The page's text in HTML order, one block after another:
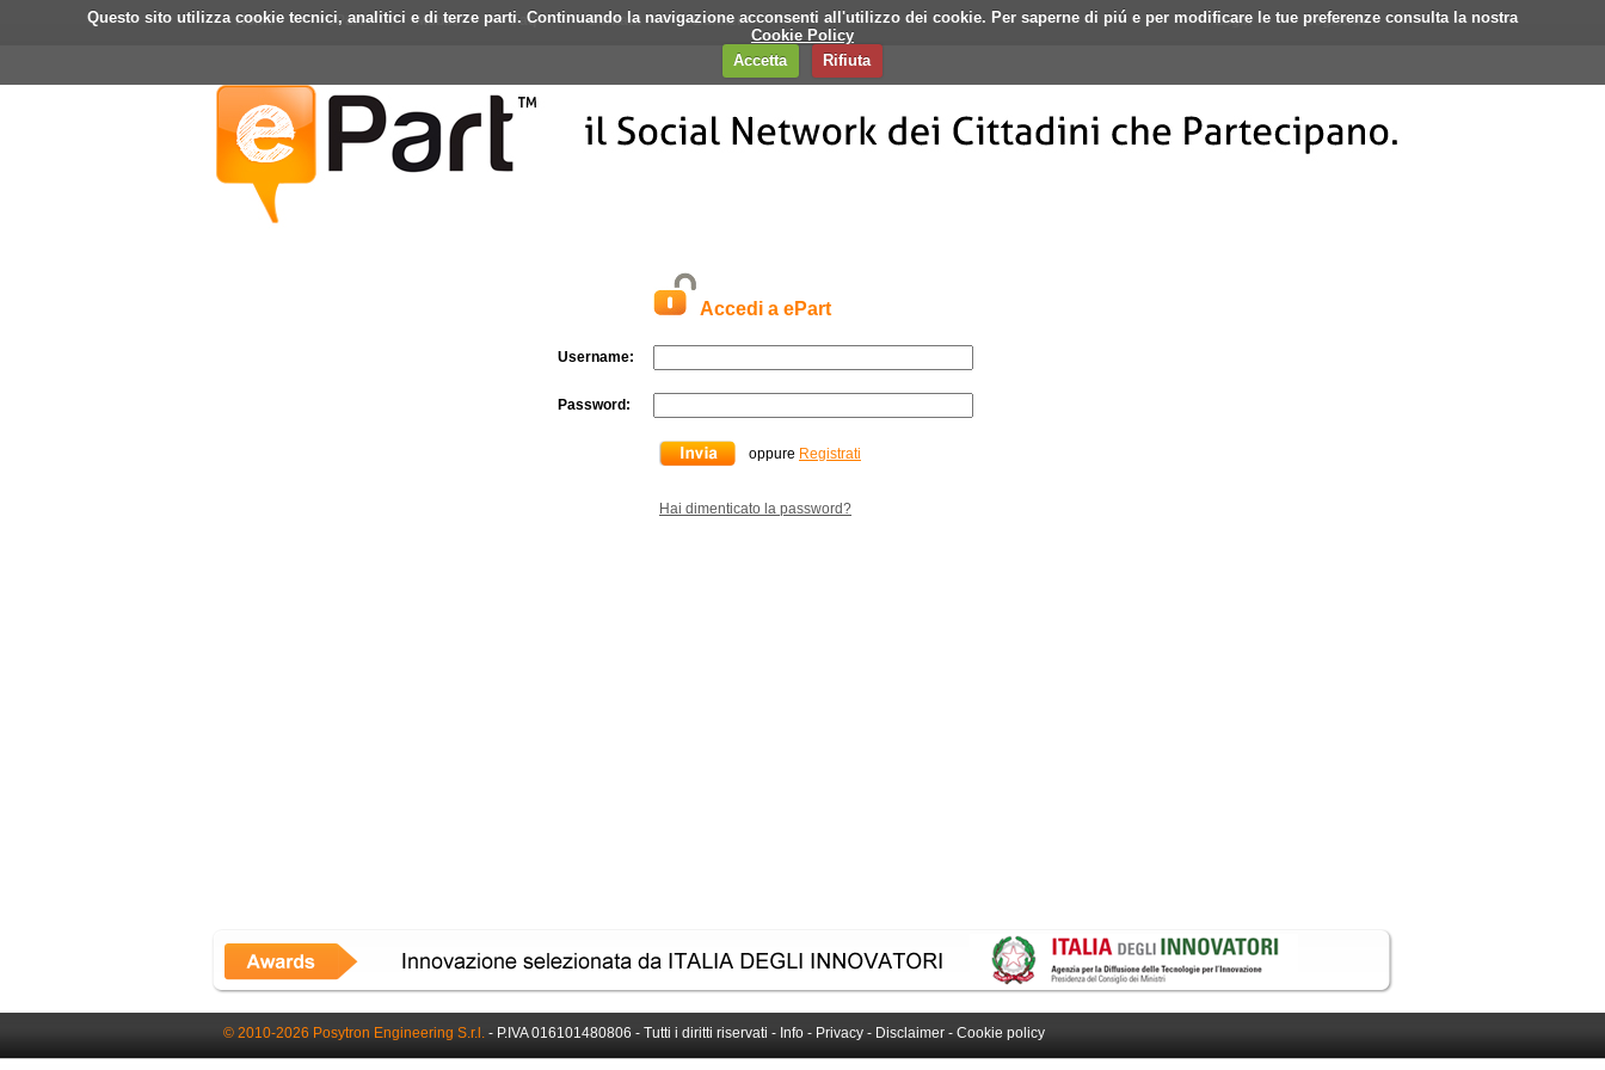
Questo sito utilizza cookie tecnici, analitici e di terze parti. Continuando la navigazione acconsenti all'utilizzo dei cookie. Per saperne di piú e per modificare le tue preferenze consulta la nostra
Cookie Policy
Accetta
Rifiuta
Home ePart Mobile Faq Contatti Banner Login Registrati
Accedi a ePart
Username:
Password:
oppure Registrati
Hai dimenticato la password?
© 2010-2026 Posytron Engineering S.r.l. - P.IVA 016101480806 - Tutti i diritti riservati - Info - Privacy - Disclaimer - Cookie policy